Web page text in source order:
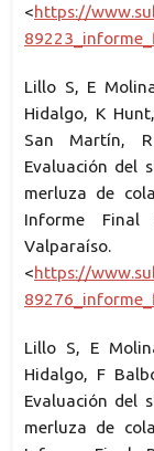
<https://
Lillo S, E
Hidalgo, K
San Martín,
Evaluación del
merluza de
Informe Final
Valparaíso.
<https://
Lillo S, E
Hidalgo, F
Evaluación del
merluza de